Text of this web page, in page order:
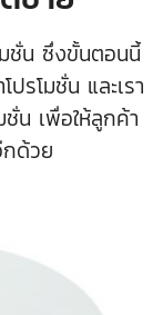
ชั่น ซึ่งขั้นตอนนี้
รโมชั่น และเรา
ชั่น เพื่อให้ลูกค้า
กด้วย